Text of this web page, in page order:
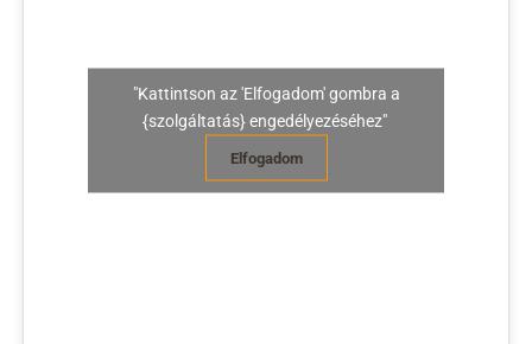
"Kattintson az 'Elfogadom' gombra a
{szolgáltatás} engedélyezéséhez"
Elfogadom